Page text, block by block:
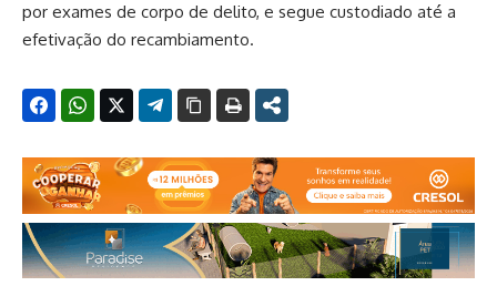
por exames de corpo de delito, e segue custodiado até a
efetivação do recambiamento.